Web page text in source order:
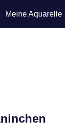
Meine Aquarelle